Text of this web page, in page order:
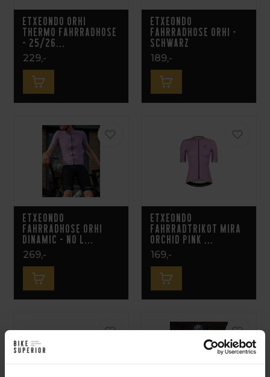
Etxeondo Orhi
Thermo Fahrradhose
- 25/26...
229,-
Etxeondo
Fahrradhose Orhi -
Schwarz
189,-
Etxeondo
Fahrradhose Orhi
Dinamic - NO L...
269,-
Etxeondo
Fahrradtrikot Mira
Orchid Pink ...
169,-